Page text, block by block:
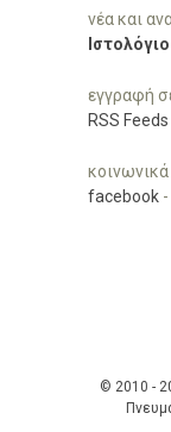
νέα και
Ιστολόγιο
εγγραφή
RSS Feeds
facebook -
© 2010 -